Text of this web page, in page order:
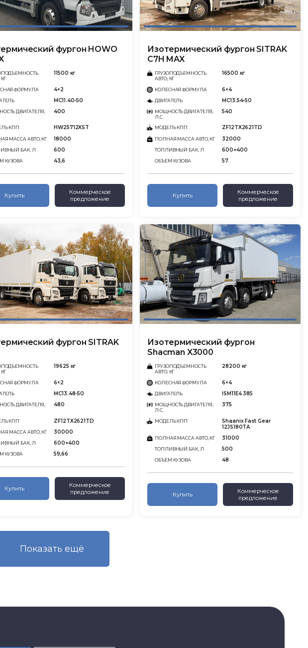
фургон HOWO
11500 кг
ФОРМУЛА 4×2
MC11.40-50
ДВИГАТЕЛЯ,
400
КПП HW25712XST
МАССА АВТО, КГ 18000
БАК, Л 600
КУЗОВА 43,6
Купить
Коммерческое
предложение
Изотермический фургон SITRAK
C7H MAX
ГРУЗОПОДЪЕМНОСТЬ
АВТО, КГ
16500 кг
КОЛЕСНАЯ ФОРМУЛА 6×4
ДВИГАТЕЛЬ MC13.54-50
МОЩНОСТЬ ДВИГАТЕЛЯ,
Л.С.
540
МОДЕЛЬ КПП ZF12TX2621TD
ПОЛНАЯ МАССА АВТО, КГ 32000
ТОПЛИВНЫЙ БАК, Л 600+400
ОБЪЕМ КУЗОВА 57
Купить
Коммерческое
предложение
фургон SITRAK
19625 кг
ФОРМУЛА 6×2
MC13.48-50
ДВИГАТЕЛЯ,
480
КПП ZF12TX2621TD
МАССА АВТО, КГ 30000
БАК, Л 600+400
КУЗОВА 59,66
Купить
Коммерческое
предложение
Изотермический фургон
Shacman X3000
ГРУЗОПОДЪЕМНОСТЬ
АВТО, КГ
28200 кг
КОЛЕСНАЯ ФОРМУЛА 6×4
ДВИГАТЕЛЬ ISM11E4 385
МОЩНОСТЬ ДВИГАТЕЛЯ,
Л.С.
375
МОДЕЛЬ КПП
Shaanix Fast Gear
12JS180TA
ПОЛНАЯ МАССА АВТО, КГ 31000
ТОПЛИВНЫЙ БАК, Л 500
ОБЪЕМ КУЗОВА 48
Купить
Коммерческое
предложение
Показать eщё